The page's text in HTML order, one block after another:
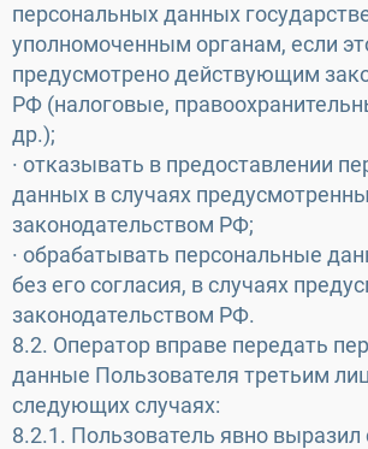
персональных данных
уполномоченным органам, если
предусмотрено действующим
РФ (налоговые,
др.);
· отказывать в предоставлении
данных в случаях
законодательством РФ;
· обрабатывать персональные
без его согласия, в случаях
законодательством РФ.
8.2. Оператор вправе передать
данные Пользователя третьим
следующих случаях:
8.2.1. Пользователь явно выразил